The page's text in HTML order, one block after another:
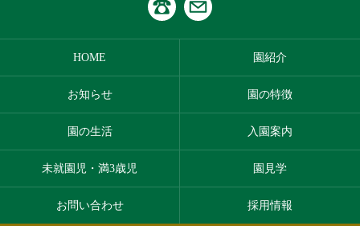
HOME 園紹介
お知らせ 園の特徴
園の生活 入園案内
未就園児・満3歳児 園見学
お問い合わせ 採用情報